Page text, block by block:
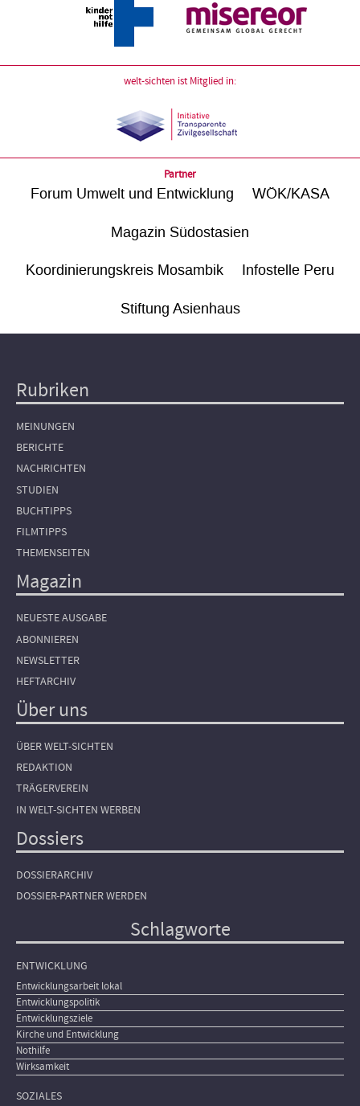
welt-sichten ist Mitglied in:
Partner
Forum Umwelt und Entwicklung WÖK/KASA
Magazin Südostasien
Koordinierungskreis Mosambik Infostelle Peru
Stiftung Asienhaus
Hauptnavigation
Rubriken
MEINUNGEN
BERICHTE
NACHRICHTEN
STUDIEN
BUCHTIPPS
FILMTIPPS
THEMENSEITEN
Magazin
NEUESTE AUSGABE
ABONNIEREN
NEWSLETTER
HEFTARCHIV
Über uns
ÜBER WELT-SICHTEN
REDAKTION
TRÄGERVEREIN
IN WELT-SICHTEN WERBEN
Dossiers
DOSSIERARCHIV
DOSSIER-PARTNER WERDEN
Schlagworte
ENTWICKLUNG
Entwicklungsarbeit lokal
Entwicklungspolitik
Entwicklungsziele
Kirche und Entwicklung
Nothilfe
Wirksamkeit
SOZIALES